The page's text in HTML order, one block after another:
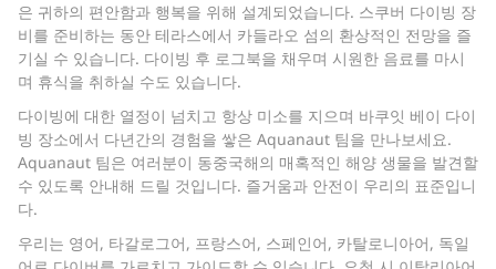
은 귀하의 편안함과 행복을 위해 설계되었습니다. 스쿠버 다이빙 장
비를 준비하는 동안 테라스에서 카들라오 섬의 환상적인 전망을 즐
기실 수 있습니다. 다이빙 후 로그북을 채우며 시원한 음료를 마시
며 휴식을 취하실 수도 있습니다.
다이빙에 대한 열정이 넘치고 항상 미소를 지으며 바쿠잇 베이 다이
빙 장소에서 다년간의 경험을 쌓은 Aquanaut 팀을 만나보세요.
Aquanaut 팀은 여러분이 동중국해의 매혹적인 해양 생물을 발견할
수 있도록 안내해 드릴 것입니다. 즐거움과 안전이 우리의 표준입니
다.
우리는 영어, 타갈로그어, 프랑스어, 스페인어, 카탈로니아어, 독일